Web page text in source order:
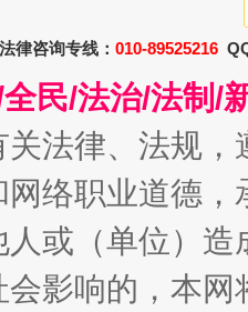
标问题” 法
律咨询专线： 010-89525216
民/法治/法制/
关法律、法规
络职业道德
人或（单位）
影响的，本